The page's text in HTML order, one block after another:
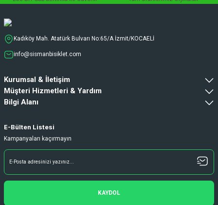
Kadıköy Mah. Atatürk Bulvarı No:65/A İzmit/KOCAELİ
info@sismanbisiklet.com
Kurumsal & İletişim
Müşteri Hizmetleri & Yardım
Bilgi Alanı
E-Bülten Listesi
Kampanyaları kaçırmayın
KAYDOL